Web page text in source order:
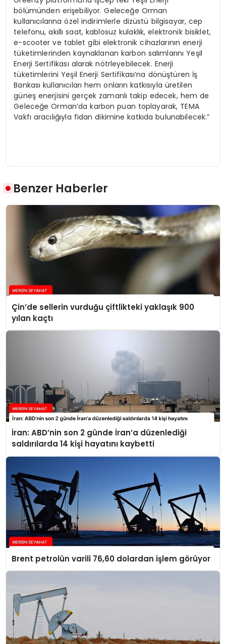
bölümünden erişebiliyor. Geleceğe Orman
kullanıcılarına özel indirimlerle dizüstü bilgisayar, cep
telefonu, akıllı saat, kablosuz kulaklık, elektronik bisiklet,
e-scooter ve tablet gibi elektronik cihazlarının enerji
tüketimlerinden kaynaklanan karbon salımlarını Yeşil
Enerji Sertifikası alarak nötrleyebilecek. Enerji
tüketimlerini Yeşil Enerji Sertifikası’na dönüştüren İş
Bankası kullanıcıları hem onların katkısıyla üretilen
güneş enerjisini gerçek zamanlı takip edecek, hem de
Geleceğe Orman’da karbon puan toplayarak, TEMA
Vakfı aracılığıyla fidan dikimine katkıda bulunabilecek.”
Benzer Haberler
Çin’de sellerin vurduğu çiftlikteki yaklaşık 900
yılan kaçtı
İran: ABD’nin son 2 günde İran’a düzenlediği
saldırılarda 14 kişi hayatını kaybetti
Brent petrolün varili 76,60 dolardan işlem görüyor